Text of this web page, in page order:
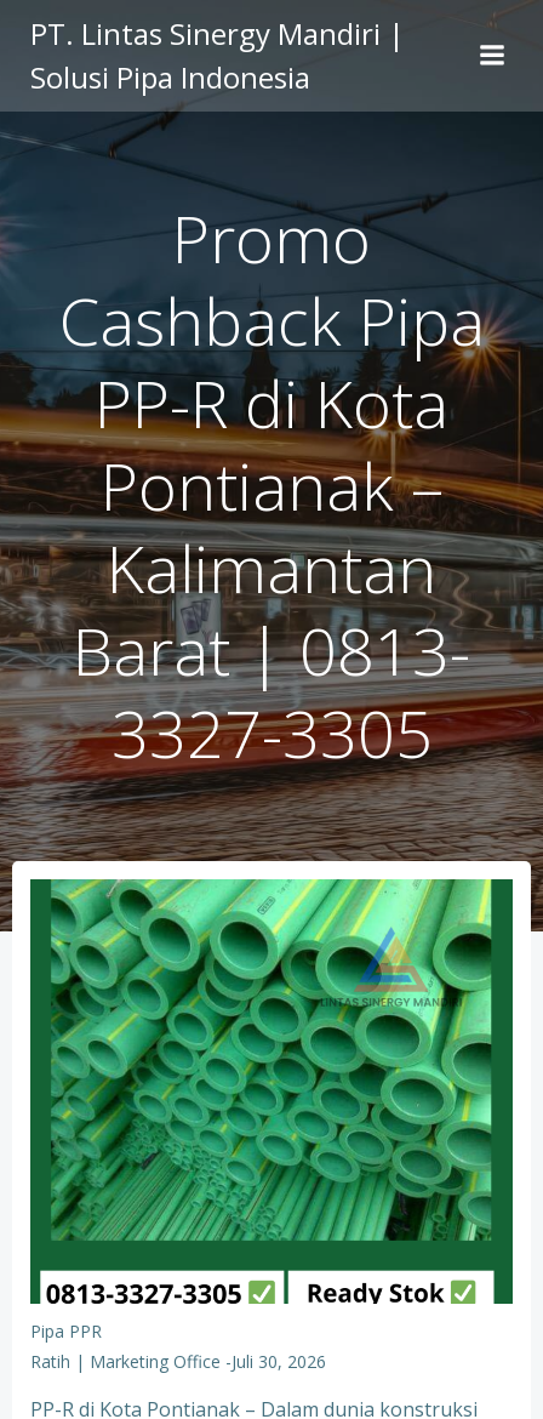
to
content
PT. Lintas Sinergy Mandiri |
Solusi Pipa Indonesia
Promo
Cashback Pipa
PP-R di Kota
Pontianak –
Kalimantan
Barat | 0813-
3327-3305
Pipa PPR
Ratih | Marketing Office -Juli 30, 2026
PP-R di Kota Pontianak – Dalam dunia konstruksi